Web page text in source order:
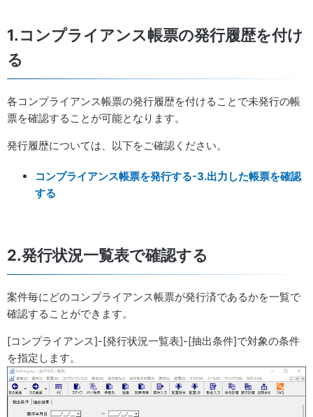
1.コンプライアンス帳票の発行履歴を付け
る
各コンプライアンス帳票の発行履歴を付けることで未発行の帳
票を確認することが可能となります。
発行履歴については、以下をご確認ください。
コンプライアンス帳票を発行する-3.出力した帳票を確認
する
2.発行状況一覧表で確認する
案件毎にどのコンプライアンス帳票が発行済であるかを一覧で
確認することができます。
[コンプライアンス]-[発行状況一覧表]-[抽出条件]で対象の条件
を指定します。